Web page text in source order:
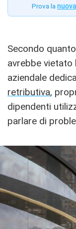
Prova la
Secondo
avrebbe vietato
aziendale
retributiva,
dipendenti
parlare di